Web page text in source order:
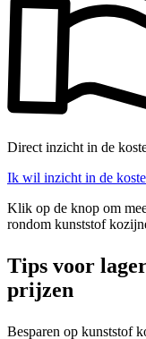
Direct inzicht in de
Ik wil inzicht in de
Klik op de knop om
rondom kunststof
Tips voor
prijzen
Besparen op kunststof